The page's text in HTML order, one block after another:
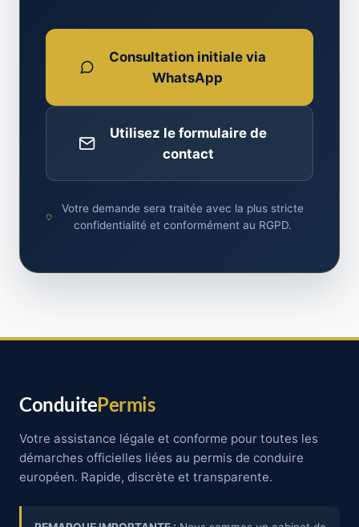
Consultation initiale via
WhatsApp
Utilisez le formulaire de
contact
Votre demande sera traitée avec la plus stricte
confidentialité et conformément au RGPD.
ConduitePermis
Votre assistance légale et conforme pour toutes les
démarches officielles liées au permis de conduire
européen. Rapide, discrète et transparente.